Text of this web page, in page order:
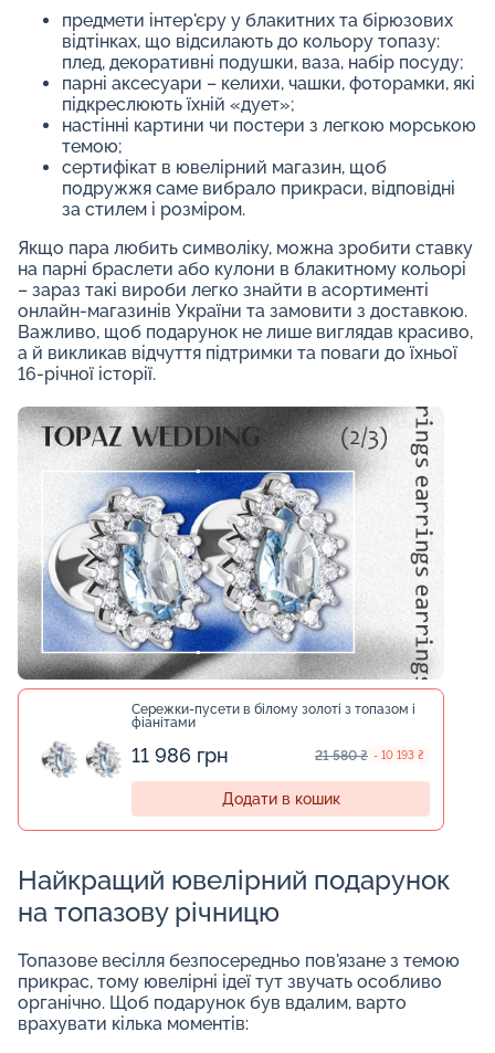
предмети інтер'єру у блакитних та бірюзових
відтінках, що відсилають до кольору топазу:
плед, декоративні подушки, ваза, набір посуду;
парні аксесуари – келихи, чашки, фоторамки, які
підкреслюють їхній «дует»;
настінні картини чи постери з легкою морською
темою;
сертифікат в ювелірний магазин, щоб
подружжя саме вибрало прикраси, відповідні
за стилем і розміром.
Якщо пара любить символіку, можна зробити ставку
на парні браслети або кулони в блакитному кольорі
– зараз такі вироби легко знайти в асортименті
онлайн-магазинів України та замовити з доставкою.
Важливо, щоб подарунок не лише виглядав красиво,
а й викликав відчуття підтримки та поваги до їхньої
16-річної історії.
Сережки-пусети в білому золоті з топазом і
фіанітами
11 986 грн 21 580 ₴ - 10 193 ₴
Додати в кошик
Найкращий ювелірний подарунок
на топазову річницю
Топазове весілля безпосередньо пов'язане з темою
прикрас, тому ювелірні ідеї тут звучать особливо
органічно. Щоб подарунок був вдалим, варто
врахувати кілька моментів: